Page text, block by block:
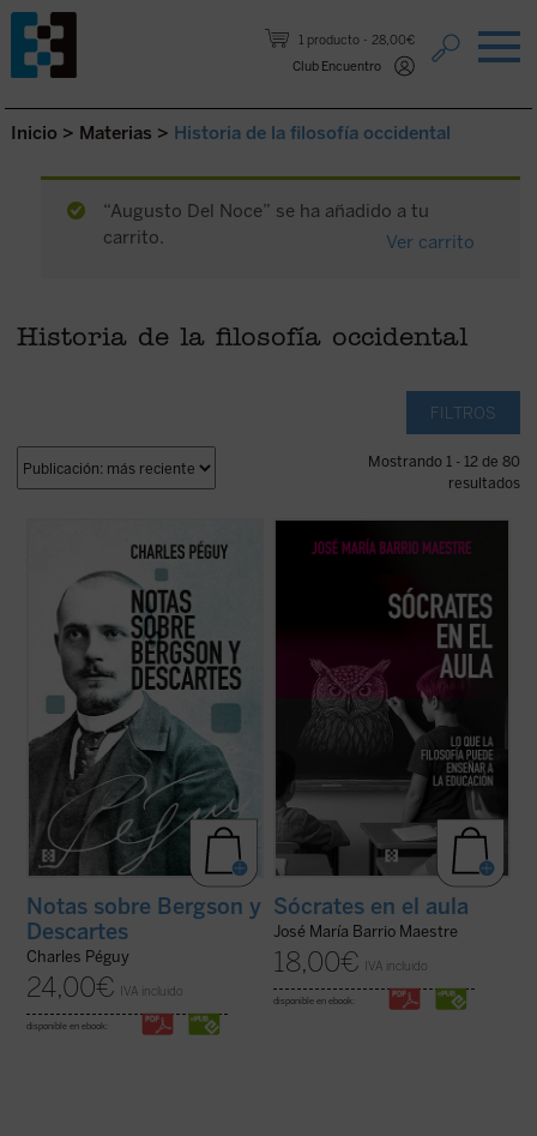
1 producto
28,00€
Club Encuentro
Saltar al contenido.
Inicio > Materias > Historia de la filosofía occidental
“Augusto Del Noce” se ha añadido a tu
carrito.
Ver carrito
Historia de la filosofía occidental
FILTROS
Mostrando 1 - 12 de 80
resultados
Charles Péguy antes de su muerte trágica
en el frente de la Primera Guerra Mundial:
Nota sobre Henri Bergson y la filosofía
bergsoniana
Nota conjunta sobre
Descartes y la filosofía ...(ver ficha)
Notas sobre Bergson y
Descartes
Charles Péguy
24,00€ IVA incluido
disponible en ebook:
Frente a la tecnificación del aprendizaje y
los eslóganes pedagógicos, este libro
saber. Una obra inspiradora que devuelve
esperanza y sentido a la docencia: ...(ver
Sócrates en el aula
José María Barrio Maestre
18,00€ IVA incluido
disponible en ebook: